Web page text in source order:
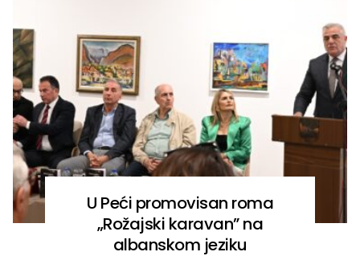
U Peći promovisan roma
„Rožajski karavan” na
albanskom jeziku